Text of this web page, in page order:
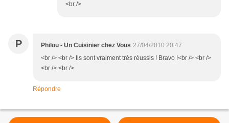
<br />
P Philou - Un Cuisinier chez Vous 27/04/2010 20:47
<br /> <br /> Ils sont vraiment très réussis ! Bravo !<br /> <br />
<br /> <br />
Répondre